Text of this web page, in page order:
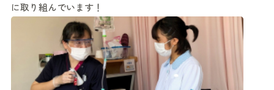
に取り組んでいます！